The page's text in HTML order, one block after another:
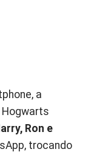
a
Ron e
trocando